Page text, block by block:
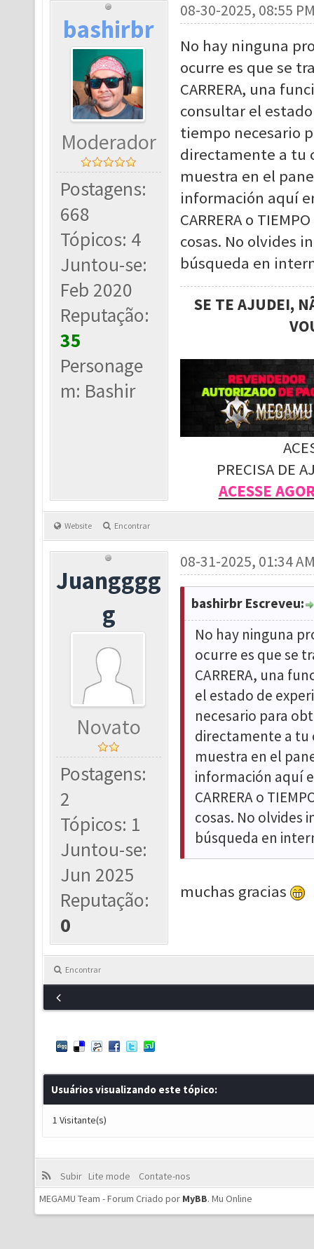
bashirbr
Moderador
Postagens:
668
Tópicos: 4
Juntou-se:
Feb 2020
Reputação:
35
Personage
m: Bashir
08-30-2025, 08:55
No hay ninguna
ocurre es que se
CARRERA, una
consultar el
tiempo necesario
directamente a tu
muestra en el
información aquí
CARRERA o
cosas. No olvides
búsqueda en
SE TE AJUDEI,
PRECISA DE
ACESSE
Website Encontrar
Juangggg
g
Novato
Postagens:
2
Tópicos: 1
Juntou-se:
Jun 2025
Reputação:
0
08-31-2025, 01:34
bashirbr Escreveu:
No hay ninguna
ocurre es que se
CARRERA, una
el estado de
necesario para
directamente a tu
muestra en el
información aquí
CARRERA o
cosas. No olvides
búsqueda en
muchas gracias
Encontrar
Usuários visualizando este tópico:
1 Visitante(s)
Subir Lite mode
Contate-nos
MEGAMU Team - Forum Criado por MyBB. Mu Online